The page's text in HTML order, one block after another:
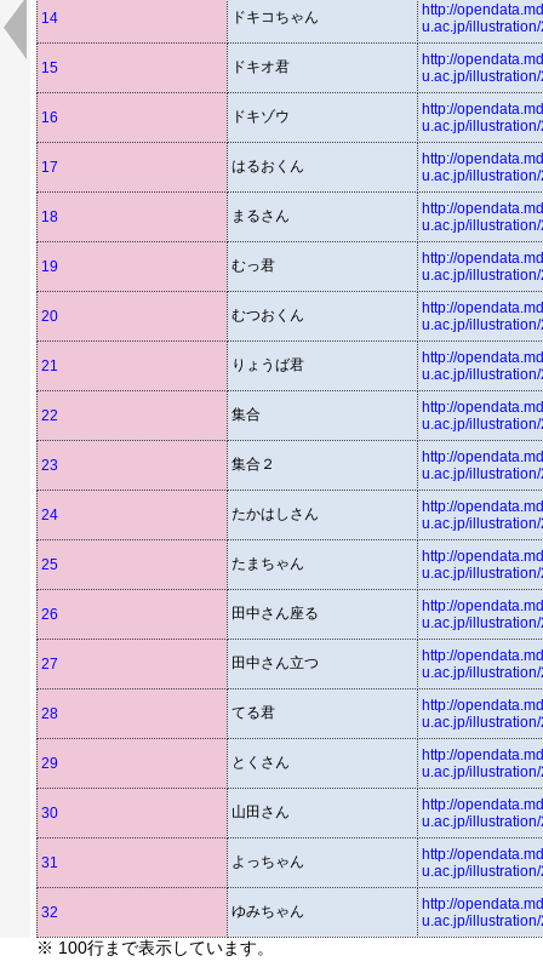
14 ドキコちゃん
http://
u.ac.jp/
15 ドキオ君
http://
u.ac.jp/
16 ドキゾウ
http://
u.ac.jp/
17 はるおくん
http://
u.ac.jp/
18 まるさん
http://
u.ac.jp/
19 むっ君
http://
u.ac.jp/
20 むつおくん
http://
u.ac.jp/
21 りょうば君
http://
u.ac.jp/
22 集合
http://
u.ac.jp/
23 集合２
http://
u.ac.jp/
24 たかはしさん
http://
u.ac.jp/
25 たまちゃん
http://
u.ac.jp/
26 田中さん座る
http://
u.ac.jp/
27 田中さん立つ
http://
u.ac.jp/
28 てる君
http://
u.ac.jp/
29 とくさん
http://
u.ac.jp/
30 山田さん
http://
u.ac.jp/
31 よっちゃん
http://
u.ac.jp/
32 ゆみちゃん
http://
u.ac.jp/
※ 100行まで表示しています。